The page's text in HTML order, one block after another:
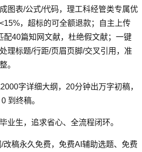
图表/公式/代码，理工科经管类专属优
，超标的可全额退款；自主上传
配40篇知网文献，杜绝假文献；一键
理标题/行距/页眉页脚/交叉引用，准
。
字详细大纲，20分钟出万字初稿，
到终稿。
业生，追求省心、全流程闭环。
改稿永久免费，免费AI辅助选题、免费